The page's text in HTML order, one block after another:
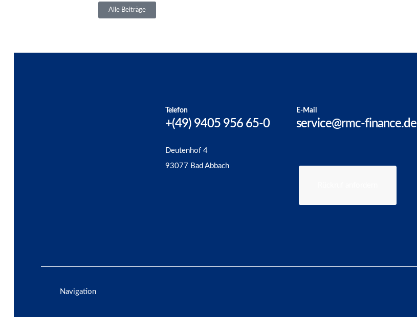
Alle Beiträge
Telefon
+(49) 9405 956 65-0
Deutenhof 4
93077 Bad Abbach
E-Mail
service@rmc-finance.de
Navigation